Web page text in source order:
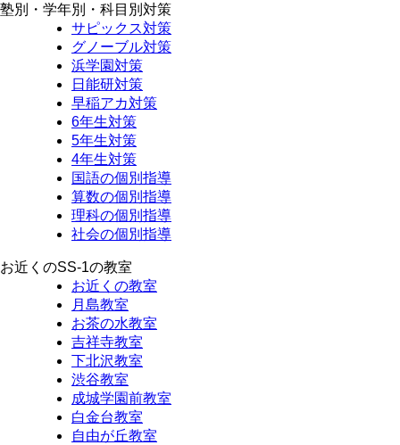
塾別・学年別・科目別対策
サピックス対策
グノーブル対策
浜学園対策
日能研対策
早稲アカ対策
6年生対策
5年生対策
4年生対策
国語の個別指導
算数の個別指導
理科の個別指導
社会の個別指導
お近くのSS-1の教室
お近くの教室
月島教室
お茶の水教室
吉祥寺教室
下北沢教室
渋谷教室
成城学園前教室
白金台教室
自由が丘教室